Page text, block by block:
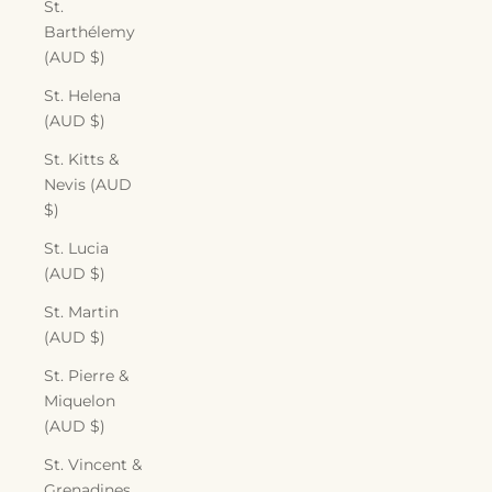
St.
Barthélemy
(AUD $)
St. Helena
(AUD $)
St. Kitts &
Nevis (AUD
$)
St. Lucia
(AUD $)
St. Martin
(AUD $)
St. Pierre &
Miquelon
(AUD $)
St. Vincent &